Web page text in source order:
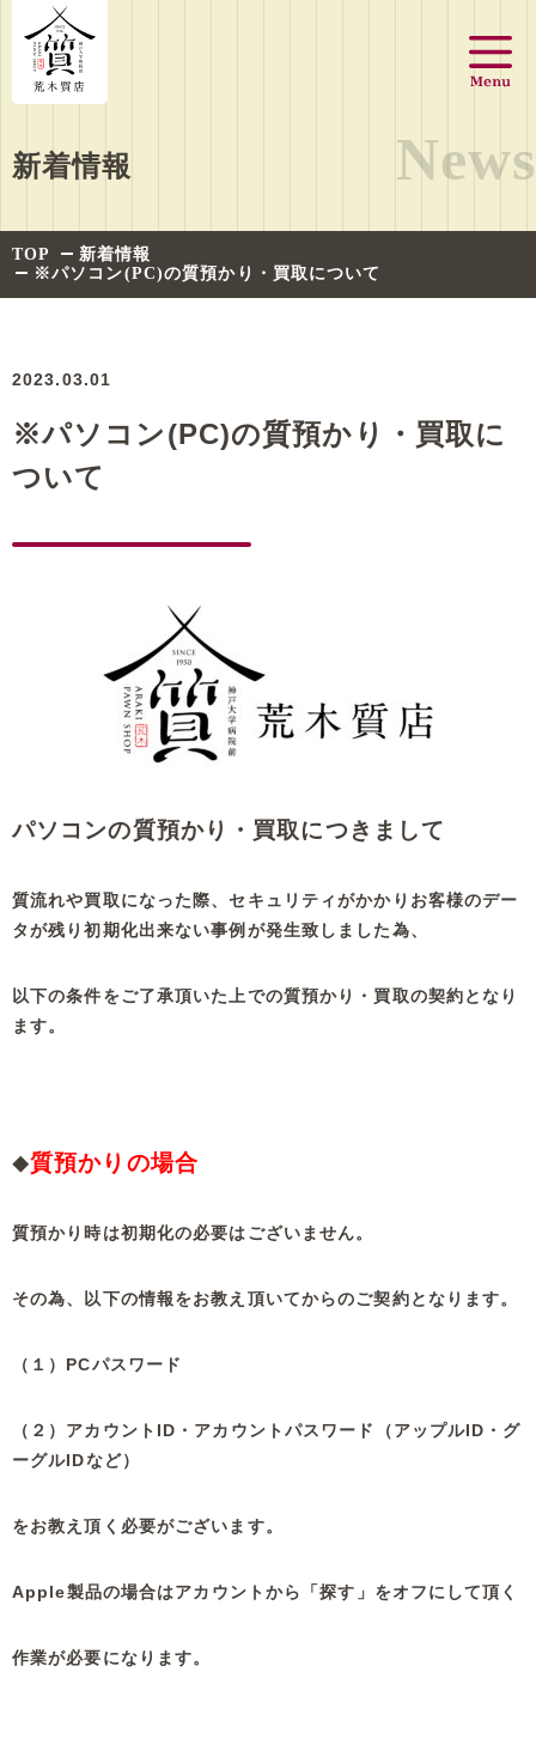
新着情報 News
TOP
新着情報
※パソコン(PC)の質預かり・買取について
2023.03.01
※パソコン(PC)の質預かり・買取に
ついて
パソコンの質預かり・買取につきまして
質流れや買取になった際、セキュリティがかかりお客様のデー
タが残り初期化出来ない事例が発生致しました為、
以下の条件をご了承頂いた上での質預かり・買取の契約となり
ます。
◆質預かりの場合
質預かり時は初期化の必要はございません。
その為、以下の情報をお教え頂いてからのご契約となります。
（１）PCパスワード
（２）アカウントID・アカウントパスワード（アップルID・グ
ーグルIDなど）
をお教え頂く必要がございます。
Apple製品の場合はアカウントから「探す」をオフにして頂く
作業が必要になります。